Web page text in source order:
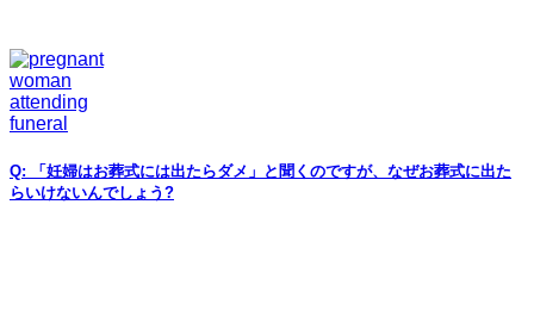
Q: 「妊婦はお葬式には出たらダメ」と聞くのですが、なぜお葬式に出た
らいけないんでしょう?